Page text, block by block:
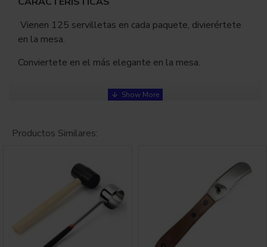
Vienen 125 servilletas en cada paquete, divierértete
en la mesa.
Conviertete en el más elegante en la mesa.
Servilleta tradicional de papel.
No incluye caja.
Productos Similares: